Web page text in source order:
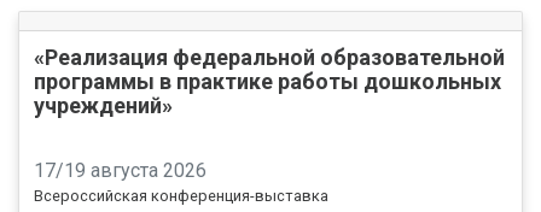
«Реализация федеральной образовательной
программы в практике работы дошкольных
учреждений»
17/19 августа 2026
Всероссийская конференция-выставка